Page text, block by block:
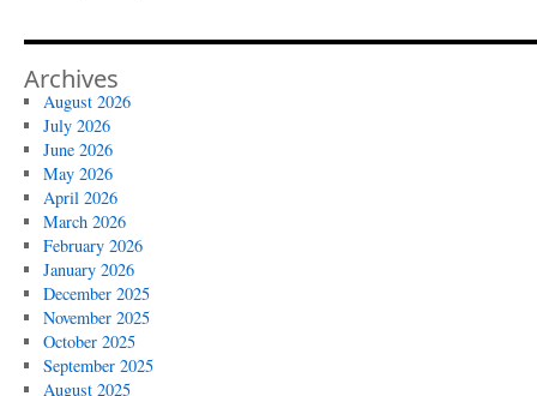
Archives
August 2026
July 2026
June 2026
May 2026
April 2026
March 2026
February 2026
January 2026
December 2025
November 2025
October 2025
September 2025
August 2025